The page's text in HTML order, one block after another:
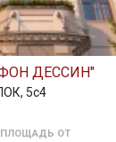
ДЕССИН"
5с4
ПЛОЩАДЬ ОТ